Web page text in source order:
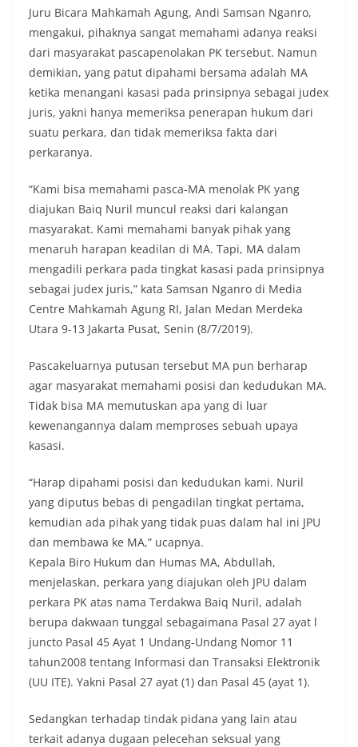
Juru Bicara Mahkamah Agung, Andi Samsan Nganro,
mengakui, pihaknya sangat memahami adanya reaksi
dari masyarakat pascapenolakan PK tersebut. Namun
demikian, yang patut dipahami bersama adalah MA
ketika menangani kasasi pada prinsipnya sebagai judex
juris, yakni hanya memeriksa penerapan hukum dari
suatu perkara, dan tidak memeriksa fakta dari
perkaranya.
“Kami bisa memahami pasca-MA menolak PK yang
diajukan Baiq Nuril muncul reaksi dari kalangan
masyarakat. Kami memahami banyak pihak yang
menaruh harapan keadilan di MA. Tapi, MA dalam
mengadili perkara pada tingkat kasasi pada prinsipnya
sebagai judex juris,” kata Samsan Nganro di Media
Centre Mahkamah Agung RI, Jalan Medan Merdeka
Utara 9-13 Jakarta Pusat, Senin (8/7/2019).
Pascakeluarnya putusan tersebut MA pun berharap
agar masyarakat memahami posisi dan kedudukan MA.
Tidak bisa MA memutuskan apa yang di luar
kewenangannya dalam memproses sebuah upaya
kasasi.
“Harap dipahami posisi dan kedudukan kami. Nuril
yang diputus bebas di pengadilan tingkat pertama,
kemudian ada pihak yang tidak puas dalam hal ini JPU
dan membawa ke MA,” ucapnya.
Kepala Biro Hukum dan Humas MA, Abdullah,
menjelaskan, perkara yang diajukan oleh JPU dalam
perkara PK atas nama Terdakwa Baiq Nuril, adalah
berupa dakwaan tunggal sebagaimana Pasal 27 ayat l
juncto Pasal 45 Ayat 1 Undang-Undang Nomor 11
tahun2008 tentang Informasi dan Transaksi Elektronik
(UU ITE). Yakni Pasal 27 ayat (1) dan Pasal 45 (ayat 1).
Sedangkan terhadap tindak pidana yang lain atau
terkait adanya dugaan pelecehan seksual yang